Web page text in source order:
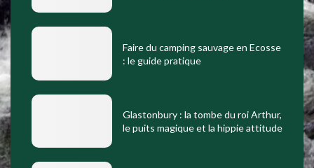
Faire du camping sauvage en Ecosse
: le guide pratique
Glastonbury : la tombe du roi Arthur,
le puits magique et la hippie attitude